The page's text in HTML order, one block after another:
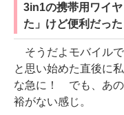
3in1の携帯用ワイ
た」けど便利だった
そうだよモバイル
と思い始めた直後に
な急に！ でも、あ
裕がない感じ。